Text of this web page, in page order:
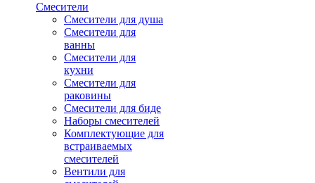
Смесители
Смесители для душа
Смесители для
ванны
Смесители для
кухни
Смесители для
раковины
Смесители для биде
Наборы смесителей
Комплектующие для
встраиваемых
смесителей
Вентили для